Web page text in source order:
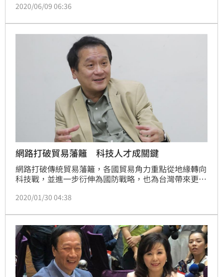
共火箭「長征五號B」發射一個載人艙，火箭在返回過
有關。（記者唐家興）
2020/06/09 06:36
網路打破貿易藩籬 科技人才成關鍵
網路打破傳統貿易藩籬，各國貿易角力重點從地緣轉向
科技戰，並進一步衍伸為國防戰略，也為台灣帶來更多
相關科系學生及師資問題。
2020/01/30 04:38